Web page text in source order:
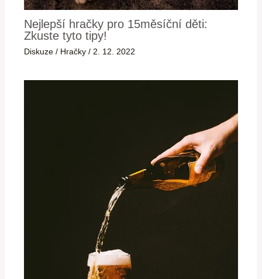
Nejlepší hračky pro 15měsíční děti:
Zkuste tyto tipy!
Diskuze / Hračky / 2. 12. 2022